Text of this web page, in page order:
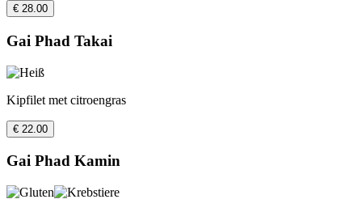
€ 28.00
Gai Phad Takai
Kipfilet met citroengras
€ 22.00
Gai Phad Kamin